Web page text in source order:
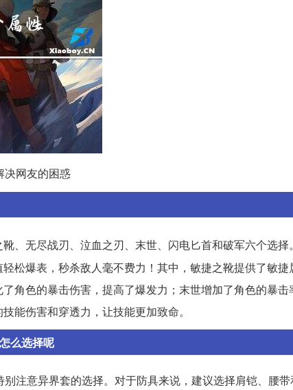
决网友的困惑
、无尽战刃、泣血之刃、末世、闪电匕首和破军六个选择
松爆表，秒杀敌人毫不费力！其中，敏捷之靴提供了敏
角色的暴击伤害，提高了爆发力；末世增加了角色的暴
能伤害和穿透力，让技能更加致命。
么选择呢
注意异界套的选择。对于防具来说，建议选择肩铠、腰